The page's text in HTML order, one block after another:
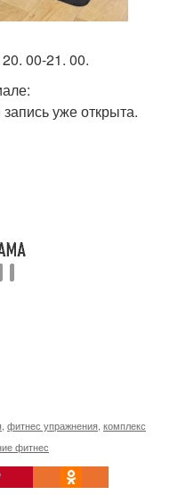
00-21. 00.
уже открыта.
фитнес упражнения комплекс
фитнес